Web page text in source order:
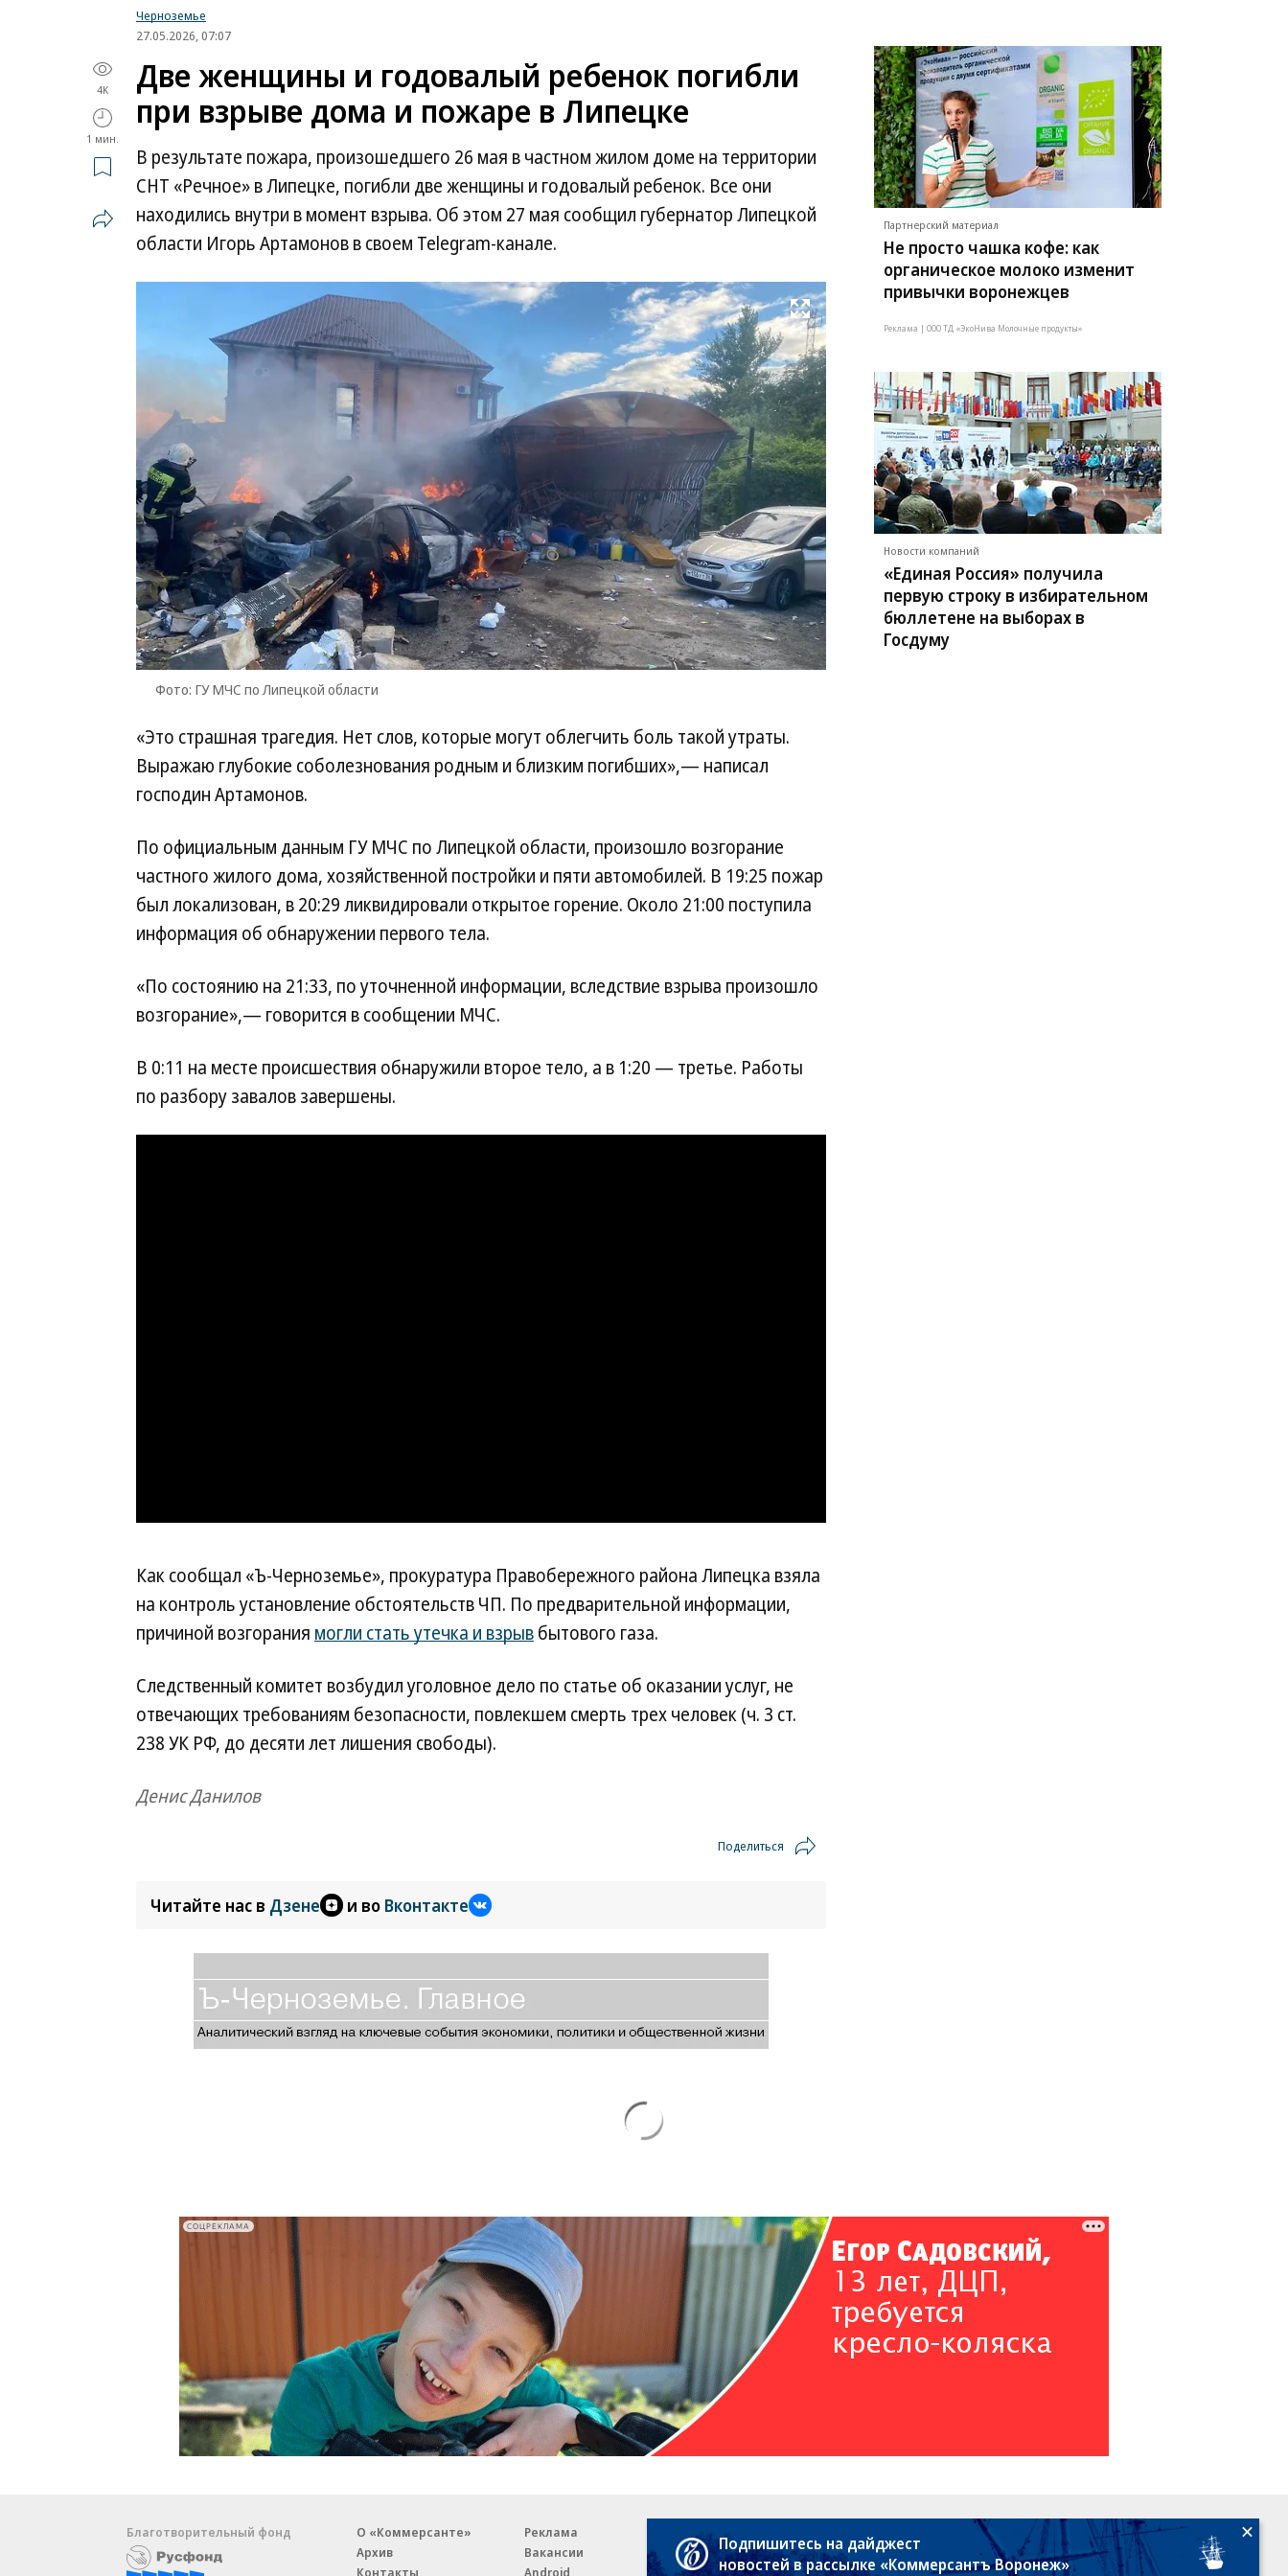
Черноземье
27.05.2026, 07:07
4K
1 мин.
Две женщины и годовалый ребенок погибли
при взрыве дома и пожаре в Липецке
В результате пожара, произошедшего 26 мая в частном жилом доме на территории
СНТ «Речное» в Липецке, погибли две женщины и годовалый ребенок. Все они
находились внутри в момент взрыва. Об этом 27 мая сообщил губернатор Липецкой
области Игорь Артамонов в своем Telegram-канале.
Развернуть на весь экран
Фото: ГУ МЧС по Липецкой области
Липецкой
области
«Это страшная трагедия. Нет слов, которые могут облегчить боль такой утраты.
Выражаю глубокие соболезнования родным и близким погибших»,— написал
господин Артамонов.
По официальным данным ГУ МЧС по Липецкой области, произошло возгорание
частного жилого дома, хозяйственной постройки и пяти автомобилей. В 19:25 пожар
был локализован, в 20:29 ликвидировали открытое горение. Около 21:00 поступила
информация об обнаружении первого тела.
«По состоянию на 21:33, по уточненной информации, вследствие взрыва произошло
возгорание»,— говорится в сообщении МЧС.
В 0:11 на месте происшествия обнаружили второе тело, а в 1:20 — третье. Работы
по разбору завалов завершены.
Как сообщал «Ъ-Черноземье», прокуратура Правобережного района Липецка взяла
на контроль установление обстоятельств ЧП. По предварительной информации,
причиной возгорания могли стать утечка и взрывбытового газа.
Следственный комитет возбудил уголовное дело по статье об оказании услуг, не
отвечающих требованиям безопасности, повлекшем смерть трех человек (ч. 3 ст.
238 УК РФ, до десяти лет лишения свободы).
Денис Данилов
Поделиться
Читайте нас в Дзене и во Вконтакте
Партнерский материал
Не просто чашка кофе: как
органическое молоко изменит
привычки воронежцев
Реклама | ООО ТД «ЭкоНива Молочные продукты»
Новости компаний
«Единая Россия» получила
первую строку в избирательном
бюллетене на выборах в
Госдуму
СОЦРЕКЛАМА
Благотворительный фонд
О «Коммерсанте»
Архив
Контакты
Реклама
Вакансии
Android
Обратная связь
Правовая информация
E-mail рассылки
18+
Подпишитесь на дайджест
новостей в рассылке «Коммерсантъ Воронеж»